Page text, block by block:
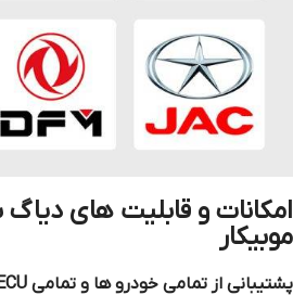
امکانات و قابلیت های دیاگ
موبیکار
پشتیبانی از تمامی خودرو ها و تمامی ECU های آنها